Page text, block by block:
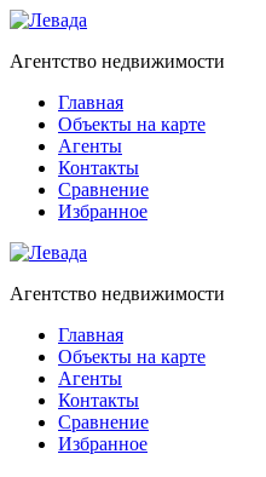
Агентство недвижимости
Главная
Объекты на карте
Агенты
Контакты
Сравнение
Избранное
Агентство недвижимости
Главная
Объекты на карте
Агенты
Контакты
Сравнение
Избранное